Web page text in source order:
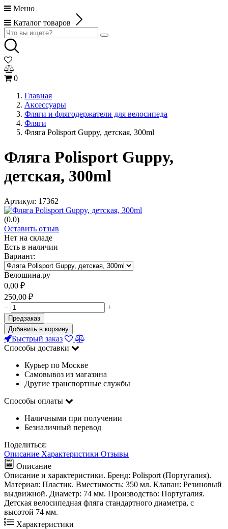
Меню
Каталог товаров
0
Главная
Аксессуары
Фляги и флягодержатели для велосипеда
Фляги
Фляга Polisport Guppy, детская, 300ml
Фляга Polisport Guppy,
детская, 300ml
Артикул: 17362
(0.0)
Оставить отзыв
Нет на складе
Есть в наличии
Вариант:
Велошина.ру
0,00 ₽
250,00 ₽
−
+
Предзаказ
Добавить в корзину
Быстрый заказ
Способы доставки
Курьер по Москве
Самовывоз из магазина
Другие транспортные службы
Способы оплаты
Наличными при получении
Безналичный перевод
Поделиться:
Описание Характеристики Отзывы
Описание
Описание и характеристики. Бренд: Polisport (Португалия).
Материал: Пластик. Вместимость: 350 мл. Клапан: Резиновый
выдвижной. Диаметр: 74 мм. Производство: Португалия.
Детская велосипедная фляга стандартного диаметра, с
высотой 74 мм.
Характеристики